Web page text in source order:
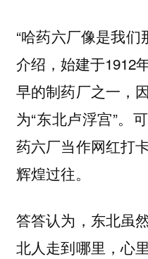
“哈药六厂像是我们
介绍，始建于1912
早的制药厂之一，
为“东北卢浮宫”。
药六厂当作网红打
辉煌过往。
答答认为，东北虽
北人走到哪里，心